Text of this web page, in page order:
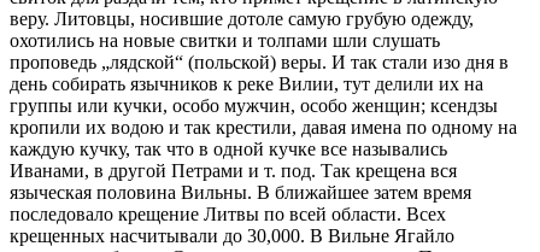
веру. Литовцы, носившие дотоле самую грубую одежду,
охотились на новые свитки и толпами шли слушать
проповедь „лядской“ (польской) веры. И так стали изо дня в
день собирать язычников к реке Вилии, тут делили их на
группы или кучки, особо мужчин, особо женщин; ксендзы
кропили их водою и так крестили, давая имена по одному на
каждую кучку, так что в одной кучке все назывались
Иванами, в другой Петрами и т. под. Так крещена вся
языческая половина Вильны. В ближайшее затем время
последовало крещение Литвы по всей области. Всех
крещенных насчитывали до 30,000. В Вильне Ягайло